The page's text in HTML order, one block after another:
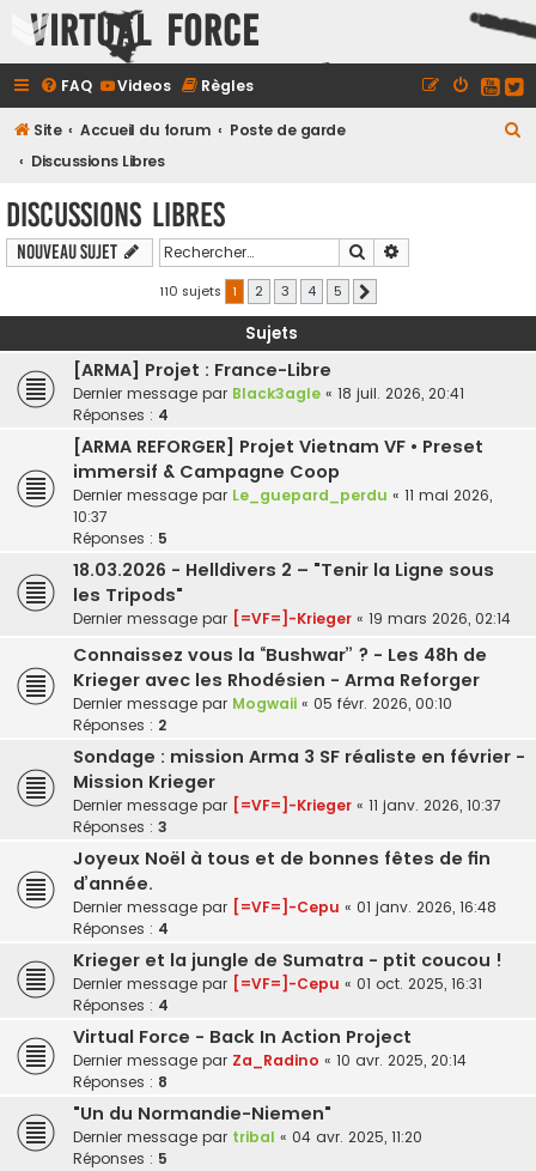
Virtual Force
FAQ Videos Règles
Site Accueil du forum
Poste de garde
Discussions Libres
c
h
Discussions Libres
Nouveau sujet Rechercher
110 sujets 1 2 3 4 5
Sujets
[ARMA] Projet : France-Libre
Dernier message par Black3agle « 18 juil. 2026, 20:41
Réponses : 4
[ARMA REFORGER] Projet Vietnam VF • Preset
immersif & Campagne Coop
Dernier message par Le_guepard_perdu « 11 mai 2026,
10:37
Réponses : 5
18.03.2026 - Helldivers 2 – "Tenir la Ligne sous
les Tripods"
Dernier message par [=VF=]-Krieger « 19 mars 2026, 02:14
Connaissez vous la “Bushwar” ? - Les 48h de
Krieger avec les Rhodésien - Arma Reforger
Dernier message par Mogwaii « 05 févr. 2026, 00:10
Réponses : 2
Sondage : mission Arma 3 SF réaliste en février -
Mission Krieger
Dernier message par [=VF=]-Krieger « 11 janv. 2026, 10:37
Réponses : 3
Joyeux Noël à tous et de bonnes fêtes de fin
d’année.
Dernier message par [=VF=]-Cepu « 01 janv. 2026, 16:48
Réponses : 4
Krieger et la jungle de Sumatra - ptit coucou !
Dernier message par [=VF=]-Cepu « 01 oct. 2025, 16:31
Réponses : 4
Virtual Force - Back In Action Project
Dernier message par Za_Radino « 10 avr. 2025, 20:14
Réponses : 8
"Un du Normandie-Niemen"
Dernier message par tribal « 04 avr. 2025, 11:20
Réponses : 5